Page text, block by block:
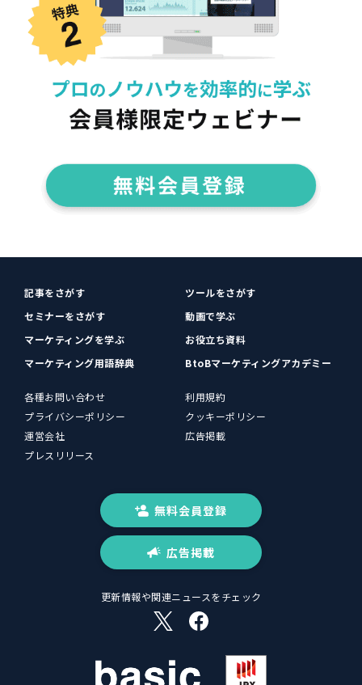
記事をさがす
ツールをさがす
セミナーをさがす
動画で学ぶ
マーケティングを学ぶ
お役立ち資料
マーケティング用語辞典
BtoBマーケティングアカデミー
各種お問い合わせ
利用規約
プライバシーポリシー
クッキーポリシー
運営会社
広告掲載
プレスリリース
無料会員登録
広告掲載
更新情報や関連ニュースをチェック